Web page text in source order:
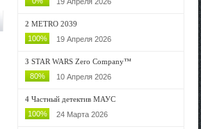
2 METRO 2039
100%
19 Апреля 2026
3 STAR WARS Zero Company™
80%
10 Апреля 2026
4 Частный детектив МАУС
100%
24 Марта 2026